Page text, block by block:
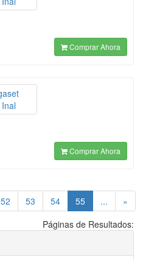
Comprar Ahora
Comprar Ahora
52 53 54 55(current)
...
»
Páginas de Resultados: